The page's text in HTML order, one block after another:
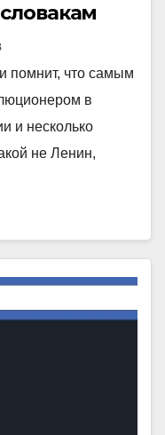
помнит, что самым
в
и несколько
не Ленин,